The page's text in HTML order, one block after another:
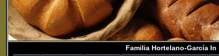
Familia Hortelano-García